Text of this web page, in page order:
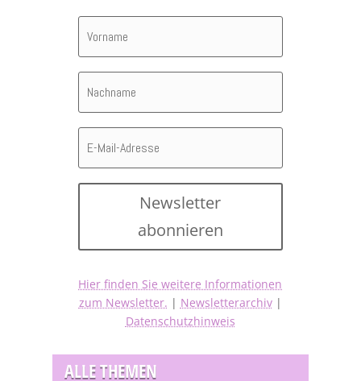
Newsletter
abonnieren
Hier finden Sie weitere Informationen
zum Newsletter. | Newsletterarchiv|
Datenschutzhinweis
ALLE THEMEN